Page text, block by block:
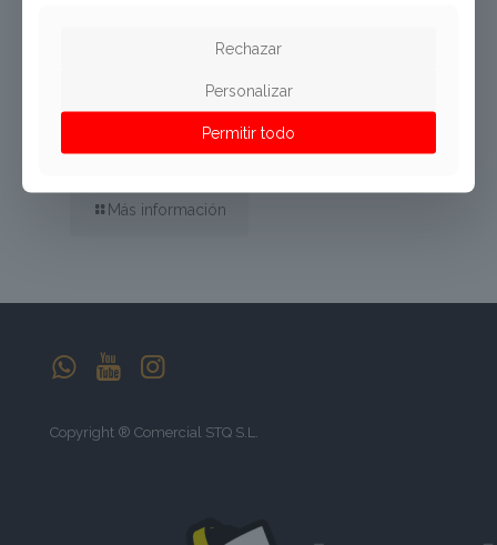
Publicaciones relacionadas
01/05/2014
Más información
Copyright ® Comercial STQ S.L.
Rechazar
Personalizar
Permitir todo